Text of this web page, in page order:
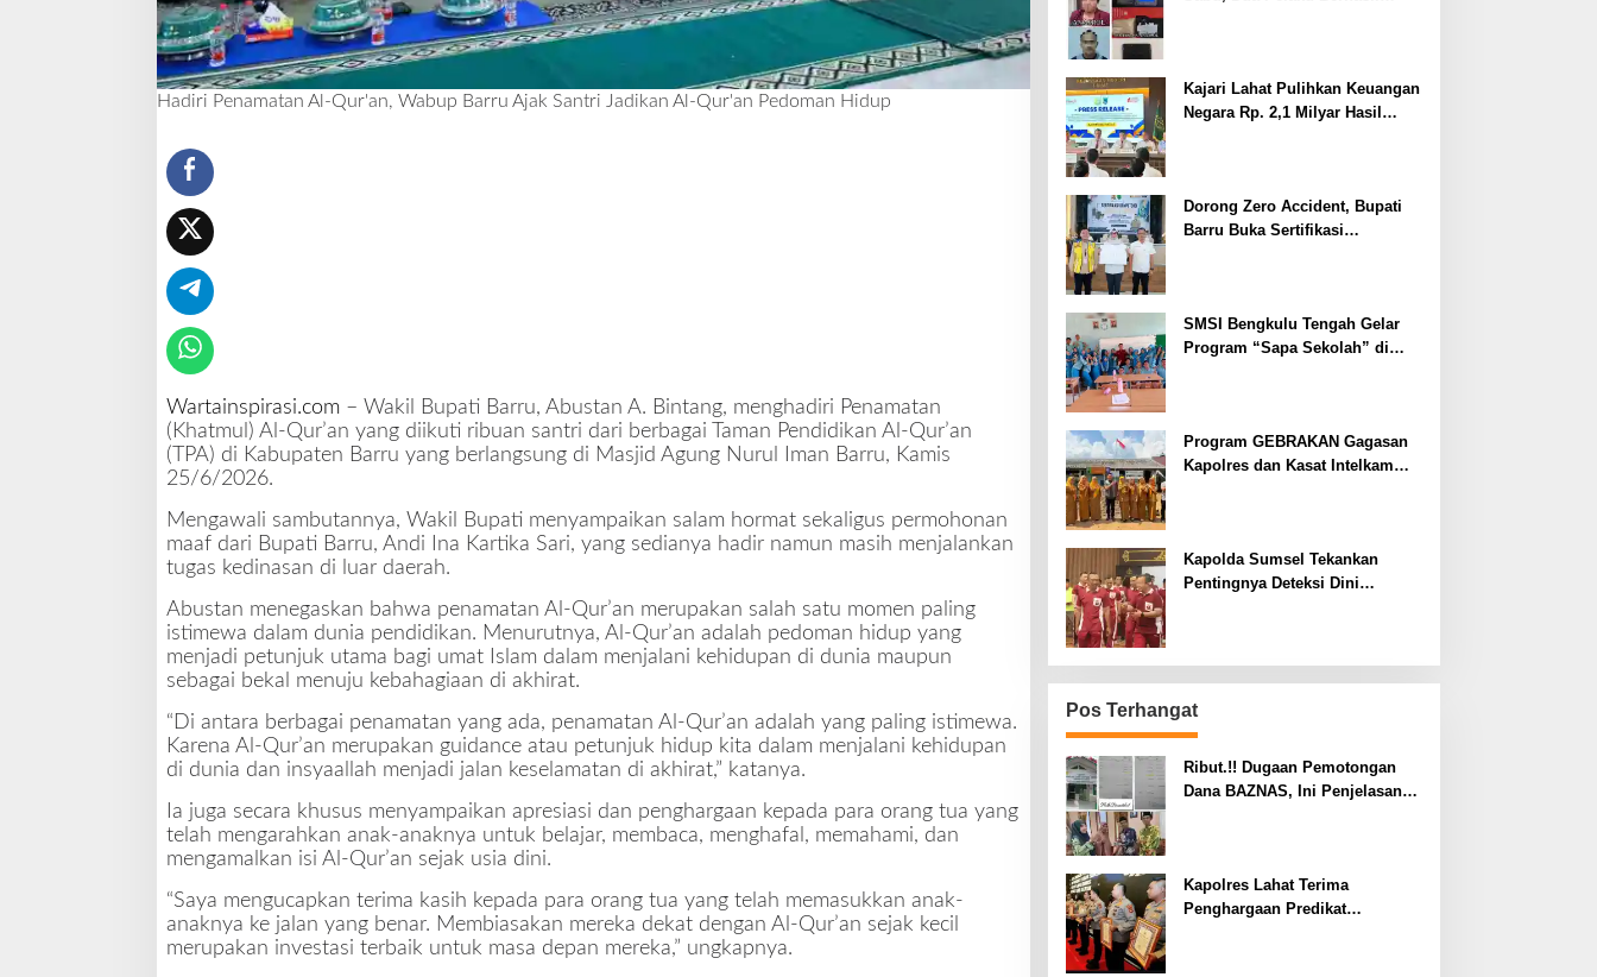
r
r
u
A
i
k
a
l
-
Q
r
'
a
n
e
d
m
a
n
i
d
u
Hadiri Penamatan Al-Qur'an, Wabup Barru Ajak Santri Jadikan Al-Qur'an Pedoman Hidup
Wartainspirasi.com– Wakil Bupati Barru, Abustan A. Bintang, menghadiri Penamatan
(Khatmul) Al-Qur’an yang diikuti ribuan santri dari berbagai Taman Pendidikan Al-Qur’an
(TPA) di Kabupaten Barru yang berlangsung di Masjid Agung Nurul Iman Barru, Kamis
25/6/2026.
Mengawali sambutannya, Wakil Bupati menyampaikan salam hormat sekaligus permohonan
maaf dari Bupati Barru, Andi Ina Kartika Sari, yang sedianya hadir namun masih menjalankan
tugas kedinasan di luar daerah.
Abustan menegaskan bahwa penamatan Al-Qur’an merupakan salah satu momen paling
istimewa dalam dunia pendidikan. Menurutnya, Al-Qur’an adalah pedoman hidup yang
menjadi petunjuk utama bagi umat Islam dalam menjalani kehidupan di dunia maupun
sebagai bekal menuju kebahagiaan di akhirat.
“Di antara berbagai penamatan yang ada, penamatan Al-Qur’an adalah yang paling istimewa.
Karena Al-Qur’an merupakan guidance atau petunjuk hidup kita dalam menjalani kehidupan
di dunia dan insyaallah menjadi jalan keselamatan di akhirat,” katanya.
Ia juga secara khusus menyampaikan apresiasi dan penghargaan kepada para orang tua yang
telah mengarahkan anak-anaknya untuk belajar, membaca, menghafal, memahami, dan
mengamalkan isi Al-Qur’an sejak usia dini.
“Saya mengucapkan terima kasih kepada para orang tua yang telah memasukkan anak-
anaknya ke jalan yang benar. Membiasakan mereka dekat dengan Al-Qur’an sejak kecil
merupakan investasi terbaik untuk masa depan mereka,” ungkapnya.
Kajari Lahat Pulihkan Keuangan
Negara Rp. 2,1 Milyar Hasil
Dorong Zero Accident, Bupati
Barru Buka Sertifikasi
SMSI Bengkulu Tengah Gelar
Program “Sapa Sekolah” di
Program GEBRAKAN Gagasan
Kapolres dan Kasat Intelkam
Kapolda Sumsel Tekankan
Pentingnya Deteksi Dini
Pos Terhangat
Ribut.!! Dugaan Pemotongan
Dana BAZNAS, Ini Penjelasan
Kapolres Lahat Terima
Penghargaan Predikat